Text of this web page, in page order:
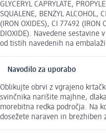
GLYCERYL CAPRYLATE,
SQUALENE, BENZYL ALCOHOL,
(IRON OXIDES), CI 77492 (IRON
DIOXIDE). Navedene
od tistih navedenih na
Navodilo za uporabo
Oblikujte obrvi z vgrajeno
svinčnika narišite majhne,
morebitna redka področja. Na
dosežete naraven in brezhiben